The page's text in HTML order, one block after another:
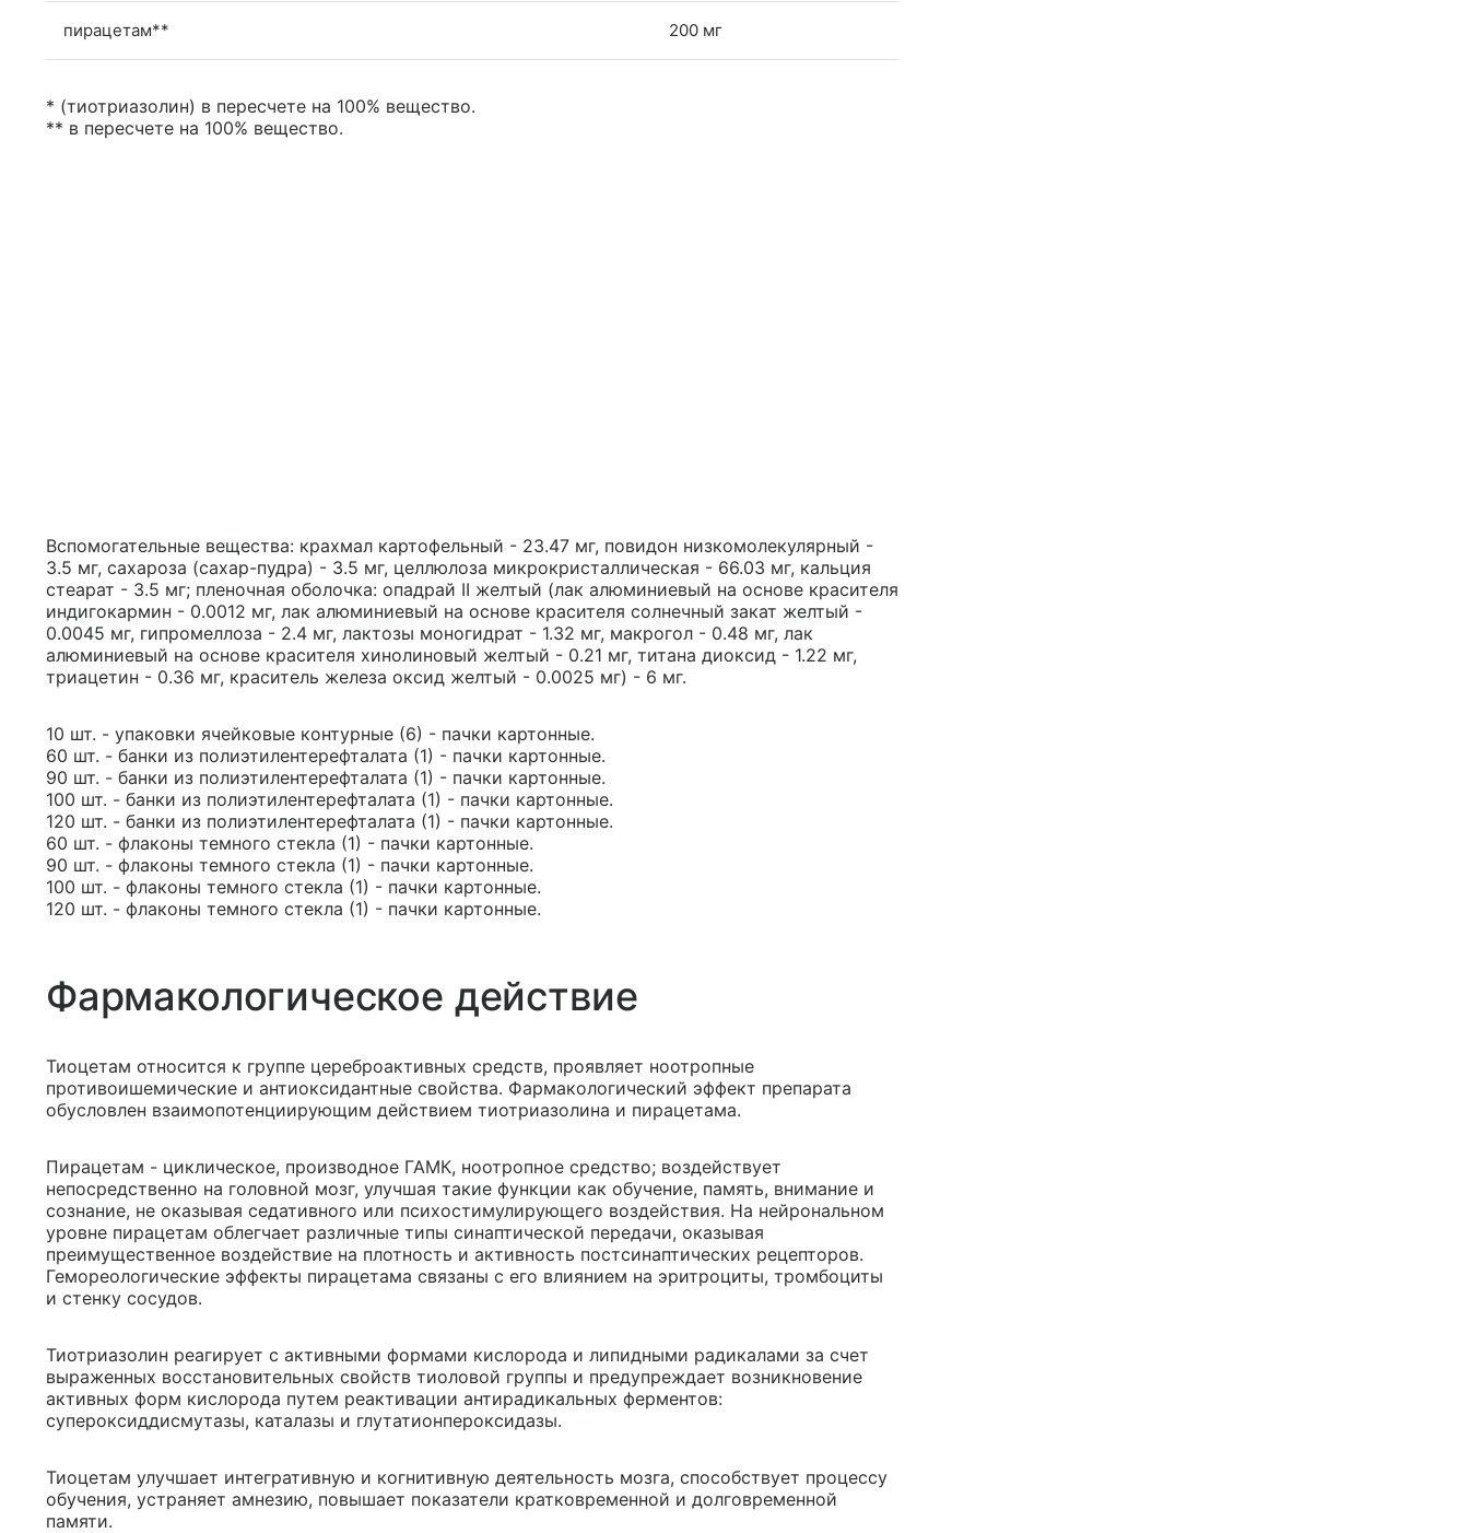
пирацетам** 200 мг
* (тиотриазолин) в пересчете на 100% вещество.
** в пересчете на 100% вещество.
Вспомогательные вещества: крахмал картофельный - 23.47 мг, повидон низкомолекулярный -
3.5 мг, сахароза (сахар-пудра) - 3.5 мг, целлюлоза микрокристаллическая - 66.03 мг, кальция
стеарат - 3.5 мг; пленочная оболочка: опадрай II желтый (лак алюминиевый на основе красителя
индигокармин - 0.0012 мг, лак алюминиевый на основе красителя солнечный закат желтый -
0.0045 мг, гипромеллоза - 2.4 мг, лактозы моногидрат - 1.32 мг, макрогол - 0.48 мг, лак
алюминиевый на основе красителя хинолиновый желтый - 0.21 мг, титана диоксид - 1.22 мг,
триацетин - 0.36 мг, краситель железа оксид желтый - 0.0025 мг) - 6 мг.
10 шт. - упаковки ячейковые контурные (6) - пачки картонные.
60 шт. - банки из полиэтилентерефталата (1) - пачки картонные.
90 шт. - банки из полиэтилентерефталата (1) - пачки картонные.
100 шт. - банки из полиэтилентерефталата (1) - пачки картонные.
120 шт. - банки из полиэтилентерефталата (1) - пачки картонные.
60 шт. - флаконы темного стекла (1) - пачки картонные.
90 шт. - флаконы темного стекла (1) - пачки картонные.
100 шт. - флаконы темного стекла (1) - пачки картонные.
120 шт. - флаконы темного стекла (1) - пачки картонные.
Фармакологическое действие
Тиоцетам относится к группе цереброактивных средств, проявляет ноотропные
противоишемические и антиоксидантные свойства. Фармакологический эффект препарата
обусловлен взаимопотенциирующим действием тиотриазолина и пирацетама.
Пирацетам - циклическое, производное ГАМК, ноотропное средство; воздействует
непосредственно на головной мозг, улучшая такие функции как обучение, память, внимание и
сознание, не оказывая седативного или психостимулирующего воздействия. На нейрональном
уровне пирацетам облегчает различные типы синаптической передачи, оказывая
преимущественное воздействие на плотность и активность постсинаптических рецепторов.
Гемореологические эффекты пирацетама связаны с его влиянием на эритроциты, тромбоциты
и стенку сосудов.
Тиотриазолин реагирует с активными формами кислорода и липидными радикалами за счет
выраженных восстановительных свойств тиоловой группы и предупреждает возникновение
активных форм кислорода путем реактивации антирадикальных ферментов:
супероксиддисмутазы, каталазы и глутатионпероксидазы.
Тиоцетам улучшает интегративную и когнитивную деятельность мозга, способствует процессу
обучения, устраняет амнезию, повышает показатели кратковременной и долговременной
памяти.